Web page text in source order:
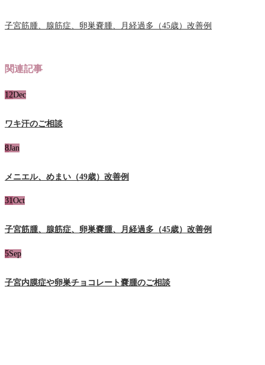
子宮筋腫、腺筋症、卵巣嚢腫、月経過多（45歳）改善例
関連記事
12Dec
ワキ汗のご相談
8Jan
メニエル、めまい（49歳）改善例
31Oct
子宮筋腫、腺筋症、卵巣嚢腫、月経過多（45歳）改善例
5Sep
子宮内膜症や卵巣チョコレート嚢腫のご相談